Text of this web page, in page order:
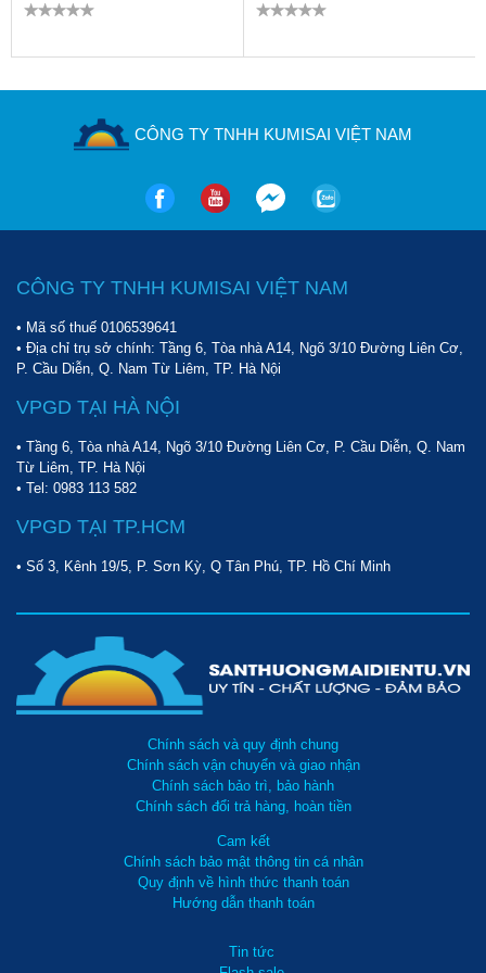
CÔNG TY TNHH KUMISAI VIỆT NAM
CÔNG TY TNHH KUMISAI VIỆT NAM
• Mã số thuế 0106539641
• Địa chỉ trụ sở chính: Tầng 6, Tòa nhà A14, Ngõ 3/10 Đường Liên Cơ,
P. Cầu Diễn, Q. Nam Từ Liêm, TP. Hà Nội
VPGD TẠI HÀ NỘI
• Tầng 6, Tòa nhà A14, Ngõ 3/10 Đường Liên Cơ, P. Cầu Diễn, Q. Nam
Từ Liêm, TP. Hà Nội
• Tel: 0983 113 582
VPGD TẠI TP.HCM
• Số 3, Kênh 19/5, P. Sơn Kỳ, Q Tân Phú, TP. Hồ Chí Minh
Chính sách và quy định chung
Chính sách vận chuyển và giao nhận
Chính sách bảo trì, bảo hành
Chính sách đổi trả hàng, hoàn tiền
Cam kết
Chính sách bảo mật thông tin cá nhân
Quy định về hình thức thanh toán
Hướng dẫn thanh toán
Tin tức